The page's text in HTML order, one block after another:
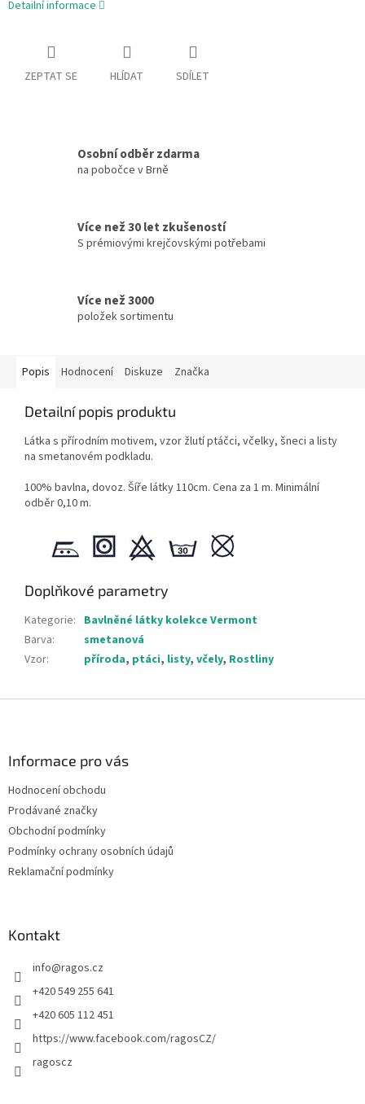
Detailní informace
ZEPTAT SE HLÍDAT SDÍLET
Osobní odběr zdarma
na pobočce v Brně
Více než 30 let zkušeností
S prémiovými krejčovskými potřebami
Více než 3000
položek sortimentu
Popis Hodnocení Diskuze Značka
Detailní popis produktu
Látka s přírodním motivem, vzor žlutí ptáčci, včelky, šneci a listy
na smetanovém podkladu.
100% bavlna, dovoz. Šíře látky 110cm. Cena za 1 m. Minimální
odběr 0,10 m.
Doplňkové parametry
Kategorie: Bavlněné látky kolekce Vermont
Barva:
smetanová
Vzor: příroda, ptáci, listy, včely, Rostliny
Informace pro vás
Hodnocení obchodu
Prodávané značky
Obchodní podmínky
Podmínky ochrany osobních údajů
Reklamační podmínky
Kontakt
info@ragos.cz
+420 549 255 641
+420 605 112 451
https://www.facebook.com/ragosCZ/
ragoscz